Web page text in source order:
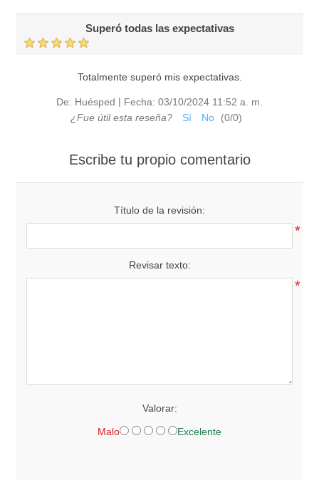
Superó todas las expectativas
Totalmente superó mis expectativas.
De: Huésped | Fecha: 03/10/2024 11:52 a. m.
¿Fue útil esta reseña?
Sí No (0/0)
Escribe tu propio comentario
Título de la revisión:
*
Revisar texto:
*
Valorar:
Malo Excelente